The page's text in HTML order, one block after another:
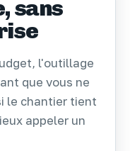
sans
l'outillage
que vous ne
le chantier tient
appeler un